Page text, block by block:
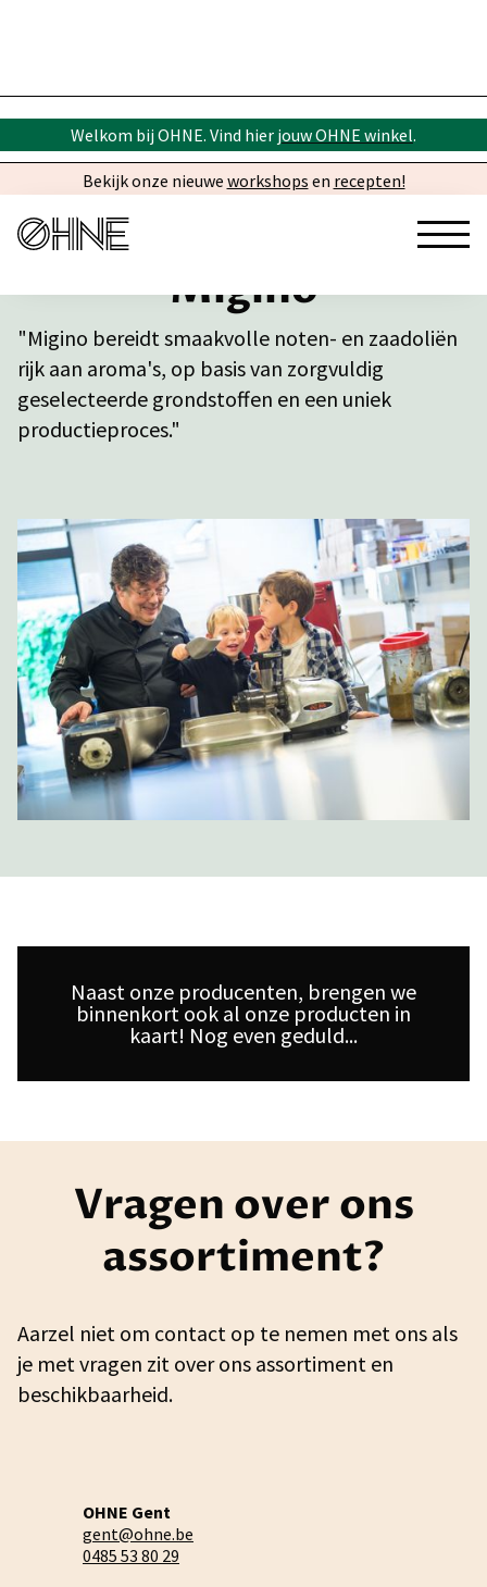
Welkom bij OHNE. Vind hier jouw OHNE winkel.
Bekijk onze nieuwe workshops en recepten!
Migino
"Migino bereidt smaakvolle noten- en zaadoliën
rijk aan aroma's, op basis van zorgvuldig
geselecteerde grondstoffen en een uniek
productieproces."
Naast onze producenten, brengen we
binnenkort ook al onze producten in
kaart! Nog even geduld...
Vragen over ons
assortiment?
Aarzel niet om contact op te nemen met ons als
je met vragen zit over ons assortiment en
beschikbaarheid.
OHNE Gent
gent@ohne.be
0485 53 80 29